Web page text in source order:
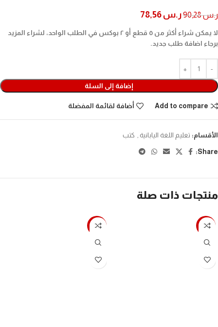
ر.س90,28 ر.س
لا يمكن شراء أكثر من ٥ قطع أو ٢ بوكس في الطلب الواحد، لشراء المزيد
برجاء اضافة طلب جديد.
إضافة إلى السلة
Add to compare أضافة لقائمة المفضلة
الأقسام: تعليم اللغة اليابانية كتب
Share:
منتجات ذات صلة
-7%
-7%